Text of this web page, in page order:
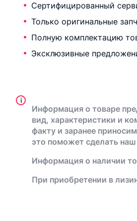
Сертифицированный
Только оригинальные
Полную комплектацию
Эксклюзивные
i
Информация о товаре
вид, характеристики и
факту и заранее
это поможет сделать
Информация о наличии
При приобретении в